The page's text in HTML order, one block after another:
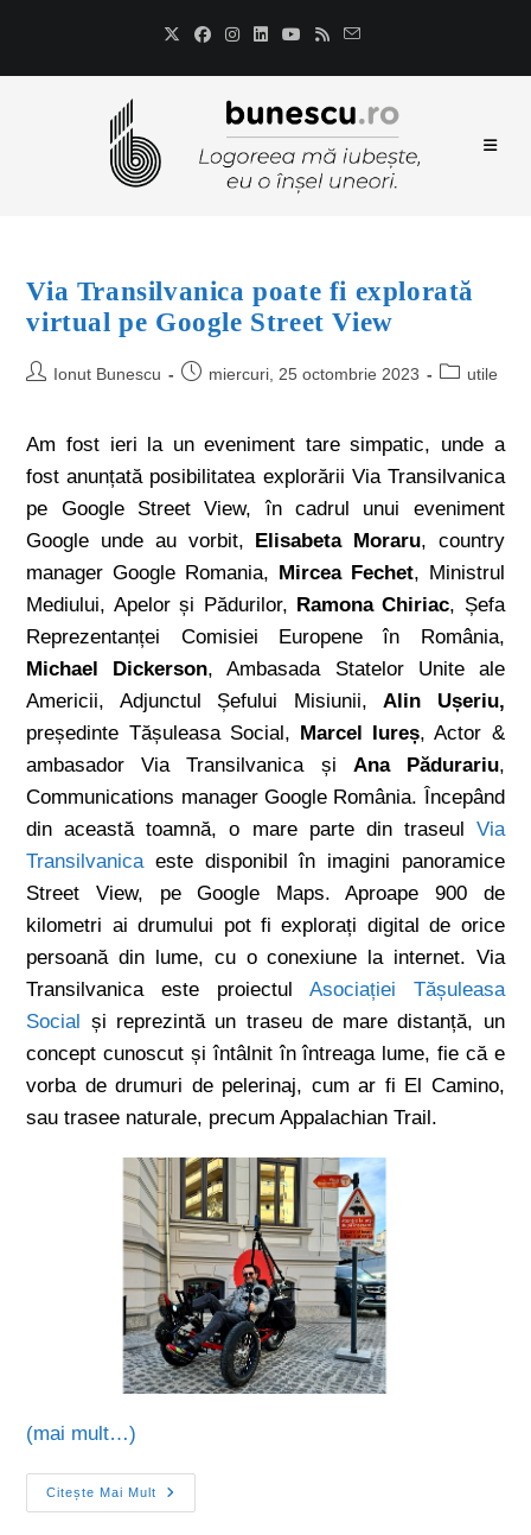
Via Transilvanica poate fi explorată
virtual pe Google Street View
Ionut Bunescu miercuri, 25 octombrie 2023 utile
Am fost ieri la un eveniment tare simpatic, unde a
fost anunțată posibilitatea explorării Via Transilvanica
pe Google Street View, în cadrul unui eveniment
Google unde au vorbit, Elisabeta Moraru, country
manager Google Romania, Mircea Fechet, Ministrul
Mediului, Apelor și Pădurilor, Ramona Chiriac, Șefa
Reprezentanței Comisiei Europene în România,
Michael Dickerson, Ambasada Statelor Unite ale
Americii, Adjunctul Șefului Misiunii,Alin Ușeriu,
președinte Tășuleasa Social, Marcel Iureș, Actor &
ambasador Via Transilvanica și Ana Pădurariu,
Communications manager Google România. Începând
din această toamnă, o mare parte din traseul Via
Transilvanicaeste disponibil în imagini panoramice
Street View, pe Google Maps. Aproape 900 de
kilometri ai drumului pot fi explorați digital de orice
persoană din lume, cu o conexiune la internet. Via
Transilvanica este proiectul Asociației Tășuleasa
Social și reprezintă un traseu de mare distanță, un
concept cunoscut și întâlnit în întreaga lume, fie că e
vorba de drumuri de pelerinaj, cum ar fi El Camino,
sau trasee naturale, precum Appalachian Trail.
(mai mult…)
Citește Mai Mult